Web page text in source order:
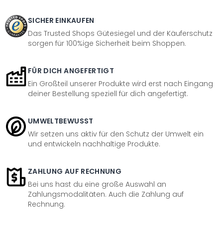
SICHER EINKAUFEN
Das Trusted Shops Gütesiegel und der Käuferschutz
sorgen für 100%ige Sicherheit beim Shoppen.
FÜR DICH ANGEFERTIGT
Ein Großteil unserer Produkte wird erst nach Eingang
deiner Bestellung speziell für dich angefertigt.
UMWELTBEWUSST
Wir setzen uns aktiv für den Schutz der Umwelt ein
und entwickeln nachhaltige Produkte.
ZAHLUNG AUF RECHNUNG
Bei uns hast du eine große Auswahl an
Zahlungsmodalitäten. Auch die Zahlung auf
Rechnung.